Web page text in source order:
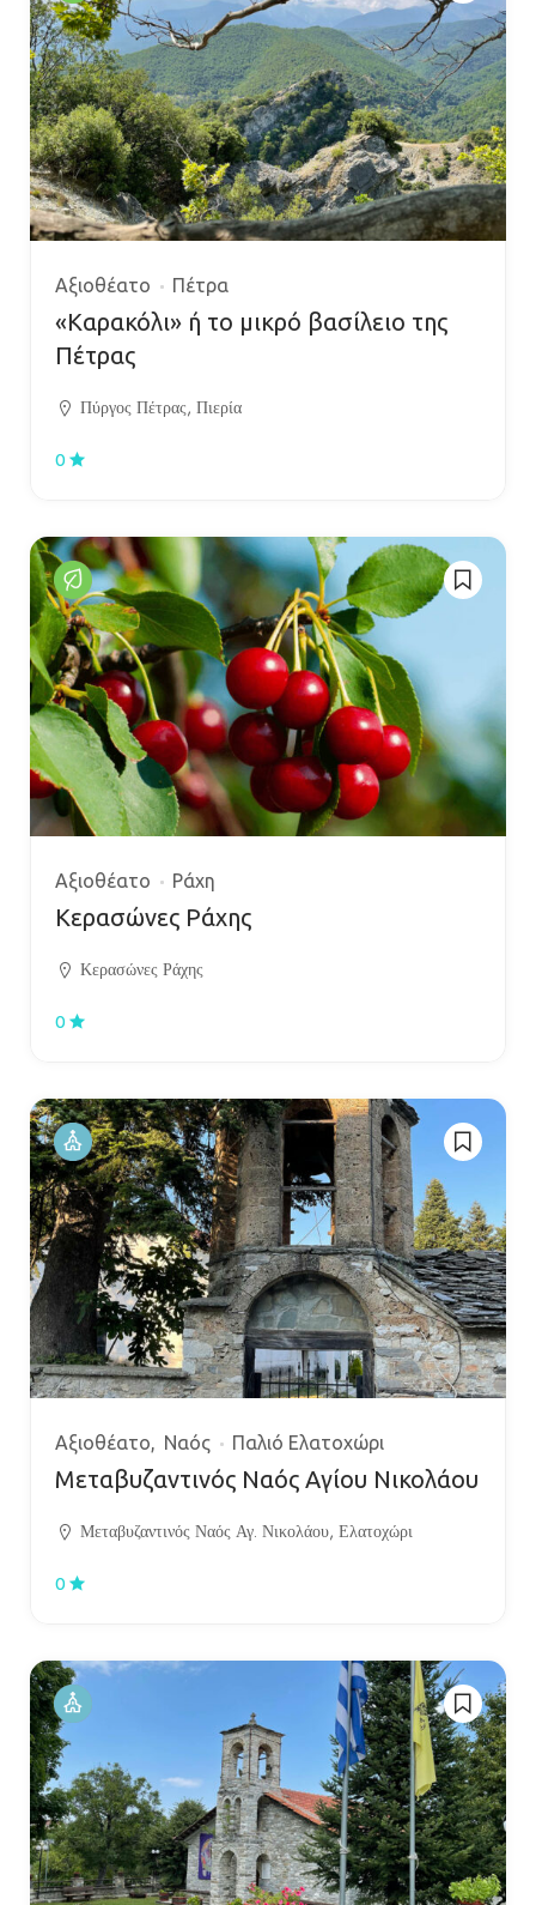
Αξιοθέατο Πέτρα
«Καρακόλι» ή το μικρό βασίλειο της
Πέτρας
Πύργος Πέτρας, Πιερία
0
Αξιοθέατο Ράχη
Κερασώνες Ράχης
Κερασώνες Ράχης
0
Αξιοθέατο Ναός Παλιό Ελατοχώρι
Μεταβυζαντινός Ναός Αγίου Νικολάου
Μεταβυζαντινός Ναός Αγ. Νικολάου, Ελατοχώρι
0